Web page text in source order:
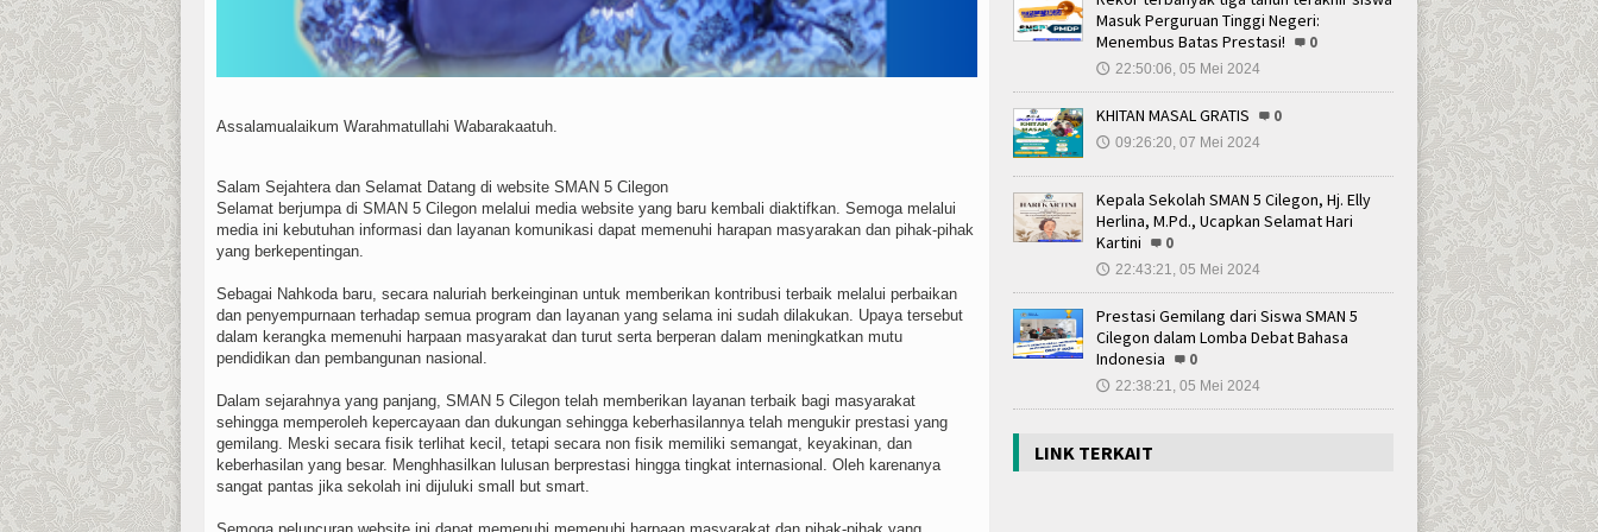
Assalamualaikum Warahmatullahi Wabarakaatuh.
Salam Sejahtera dan Selamat Datang di website SMAN 5 Cilegon
Selamat berjumpa di SMAN 5 Cilegon melalui media website yang baru kembali diaktifkan. Semoga melalui
media ini kebutuhan informasi dan layanan komunikasi dapat memenuhi harapan masyarakan dan pihak-pihak
yang berkepentingan.
Sebagai Nahkoda baru, secara naluriah berkeinginan untuk memberikan kontribusi terbaik melalui perbaikan
dan penyempurnaan terhadap semua program dan layanan yang selama ini sudah dilakukan. Upaya tersebut
dalam kerangka memenuhi harpaan masyarakat dan turut serta berperan dalam meningkatkan mutu
pendidikan dan pembangunan nasional.
Dalam sejarahnya yang panjang, SMAN 5 Cilegon telah memberikan layanan terbaik bagi masyarakat
sehingga memperoleh kepercayaan dan dukungan sehingga keberhasilannya telah mengukir prestasi yang
gemilang. Meski secara fisik terlihat kecil, tetapi secara non fisik memiliki semangat, keyakinan, dan
keberhasilan yang besar. Menghhasilkan lulusan berprestasi hingga tingkat internasional. Oleh karenanya
sangat pantas jika sekolah ini dijuluki small but smart.
Masuk Perguruan Tinggi Negeri:
Menembus Batas Prestasi!
0
🕔 22:50:06, 05 Mei 2024
KHITAN MASAL GRATIS 0
🕔 09:26:20, 07 Mei 2024
Kepala Sekolah SMAN 5 Cilegon, Hj. Elly
Herlina, M.Pd., Ucapkan Selamat Hari
Kartini
0
🕔 22:43:21, 05 Mei 2024
Prestasi Gemilang dari Siswa SMAN 5
Cilegon dalam Lomba Debat Bahasa
Indonesia
0
🕔 22:38:21, 05 Mei 2024
LINK TERKAIT